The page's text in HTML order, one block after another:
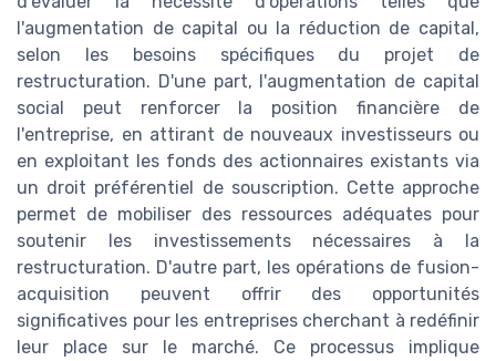
l'augmentation de capital ou la réduction de capital,
selon les besoins spécifiques du projet de
restructuration. D'une part, l'augmentation de capital
social peut renforcer la position financière de
l'entreprise, en attirant de nouveaux investisseurs ou
en exploitant les fonds des actionnaires existants via
un droit préférentiel de souscription. Cette approche
permet de mobiliser des ressources adéquates pour
soutenir les investissements nécessaires à la
restructuration. D'autre part, les opérations de fusion-
acquisition peuvent offrir des opportunités
significatives pour les entreprises cherchant à redéfinir
leur place sur le marché. Ce processus implique